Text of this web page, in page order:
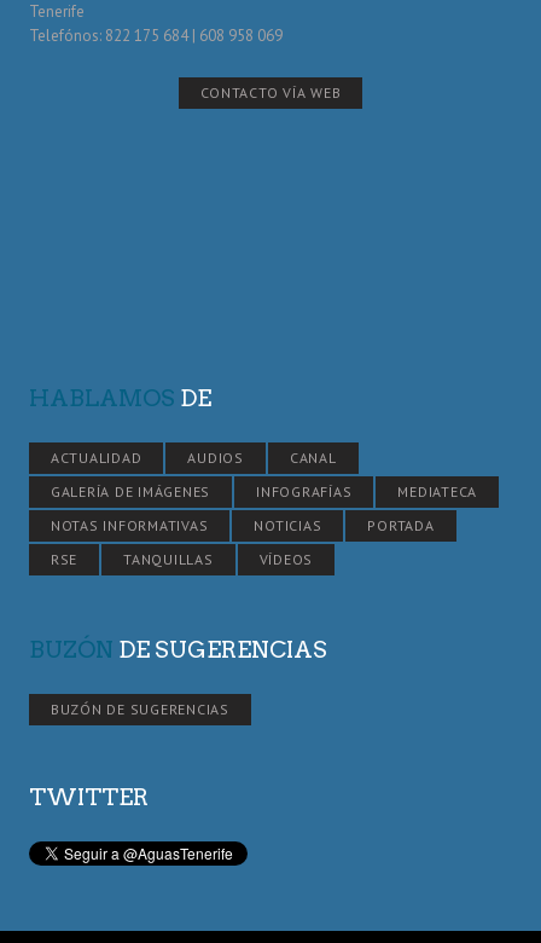
Tenerife
Telefónos: 822 175 684 | 608 958 069
CONTACTO VÍA WEB
HABLAMOS DE
ACTUALIDAD AUDIOS
CANAL
GALERÍA DE IMÁGENES
INFOGRAFÍAS
MEDIATECA
NOTAS INFORMATIVAS
NOTICIAS
PORTADA
RSE
TANQUILLAS VÍDEOS
BUZÓN DE SUGERENCIAS
BUZÓN DE SUGERENCIAS
TWITTER